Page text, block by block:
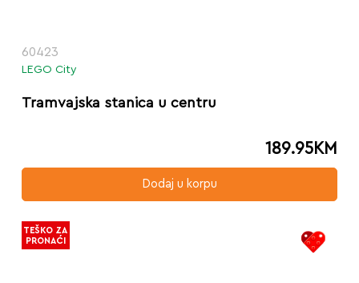
60423
LEGO City
Tramvajska stanica u centru
189.95KM
Dodaj u korpu
TEŠKO ZA
PRONAĆI